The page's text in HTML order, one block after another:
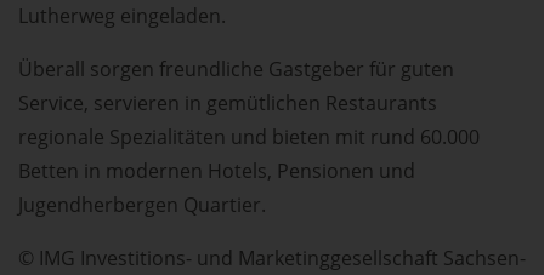
Lutherweg eingeladen.
Überall sorgen freundliche Gastgeber für guten
Service, servieren in gemütlichen Restaurants
regionale Spezialitäten und bieten mit rund 60.000
Betten in modernen Hotels, Pensionen und
Jugendherbergen Quartier.
© IMG Investitions- und Marketinggesellschaft Sachsen-